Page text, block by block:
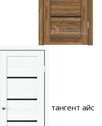
тангент айс